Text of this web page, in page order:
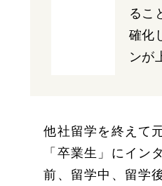
るこ
確化
ンが
他社留学を終えて
「卒業生」にイン
前、留学中、留学